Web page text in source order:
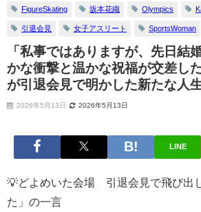
FigureSkating 坂本花織 Olympics
引退会見 女子アスリート SportsWoman
「私事ではありますが、先日結
かな衝撃と温かな祝福が交差し
が引退会見で明かした新たな人
2026年5月13日 2026年5月13日
LINE
💡どよめいた会場 引退会見で飛び出
た」の一言